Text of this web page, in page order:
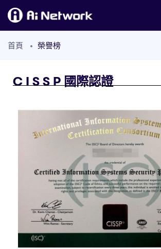
首頁 榮譽榜
C I S S P 國際認證